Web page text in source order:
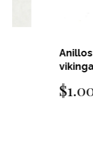
Anillos de
vikingas
$1.000